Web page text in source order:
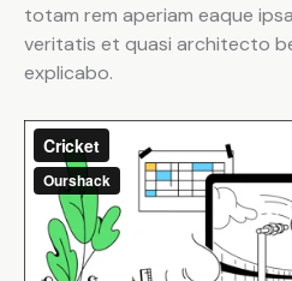
totam rem aperiam eaque
veritatis et quasi architecto
explicabo.